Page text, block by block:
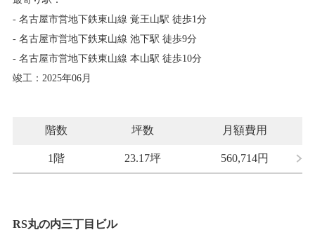
- 名古屋市営地下鉄東山線 覚王山駅 徒歩1分
- 名古屋市営地下鉄東山線 池下駅 徒歩9分
- 名古屋市営地下鉄東山線 本山駅 徒歩10分
竣工：2025年06月
階数 坪数 月額費用
1階 23.17坪 560,714円
RS丸の内三丁目ビル